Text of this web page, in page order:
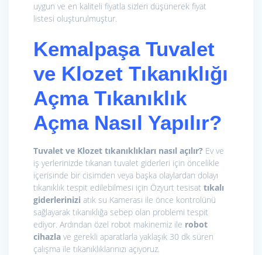
uygun ve en kaliteli fiyatla sizleri düşünerek fiyat
listesi oluşturulmuştur.
Kemalpaşa Tuvalet
ve Klozet Tıkanıklığı
Açma Tıkanıklık
Açma Nasıl Yapılır?
Tuvalet ve Klozet tıkanıklıkları nasıl açılır? Ev ve
iş yerlerinizde tıkanan tuvalet giderleri için öncelikle
içerisinde bir cisimden veya başka olaylardan dolayı
tıkanıklık tespit edilebilmesi için Özyurt tesisat tıkalı
giderlerinizi atık su Kamerası ile önce kontrolünü
sağlayarak tıkanıklığa sebep olan problemi tespit
ediyor. Ardından özel robot makinemiz ile robot
cihazla ve gerekli aparatlarla yaklaşık 30 dk süren
çalışma ile tıkanıklıklarınızı açıyoruz.